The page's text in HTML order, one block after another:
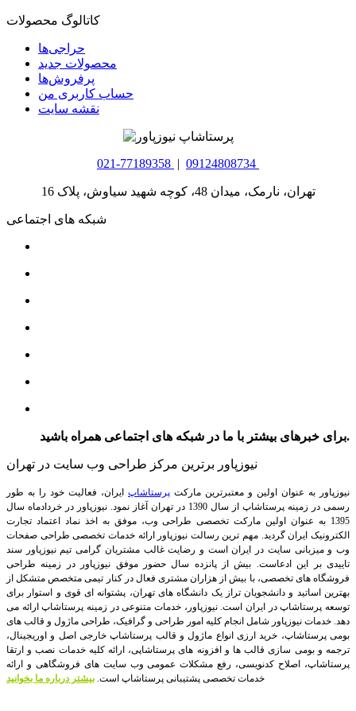
کاتالوگ محصولات
حراجی‌ها
محصولات جدید
پرفروش‌ها
حساب کاربری من
نقشه سایت
021-77189358 | 09124808734
تهران، نارمک، میدان 48، کوچه شهید سیاوش، پلاک 16
شبکه های اجتماعی
برای خبرهای بیشتر با ما در شبکه های اجتماعی همراه باشید.
نیوزپاور برترین مرکز طراحی وب سایت در تهران
نیوزپاور به عنوان اولین و معتبرترین مارکت پرستاشاپ ایران، فعالیت خود را به طور
رسمی در زمینه پرستاشاپ از سال 1390 در تهران آغاز نمود. نیوزپاور در خردادماه سال
1395 به عنوان اولین مارکت تخصصی طراحی وب، موفق به اخذ نماد اعتماد تجارت
الکترونیک ایران گردید. مهم ترین رسالت نیوزپاور ارائه خدمات تخصصی طراحی صفحات
وب و میزبانی سایت در ایران است و رضایت غالب مشتریان گرامی تیم نیوزپاور سند
تاییدی بر این ادعاست. بیش از پانزده سال حضور موفق نیوزپاور در زمینه طراحی
فروشگاه های تخصصی، با بیش از هزاران مشتری فعال در کنار تیمی متخصص متشکل از
بهترین اساتید و دانشجویان تراز یک دانشگاه های تهران، پشتوانه ای قوی و استوار برای
توسعه پرستاشاپ در ایران است.نیوزپاور، خدمات متنوعی در زمینه پرستاشاپ ارائه می
دهد. خدمات نیوزپاور شامل انجام کلیه امور طراحی و گرافیک، طراحی ماژول و قالب های
بومی پرستاشاپ، خرید ارزی انواع ماژول و قالب پرستاشاپ خارجی اصل و اوریجینال،
ترجمه و بومی سازی قالب ها و افزونه های پرستاشاپی، ارائه کلیه خدمات نصب و ارتقا
پرستاشاپ، اصلاح کدنویسی، رفع مشکلات عمومی وب سایت های فروشگاهی و ارائه
خدمات تخصصی پشتیبانی پرستاشاپ است. بیشتر درباره ما بخوانید